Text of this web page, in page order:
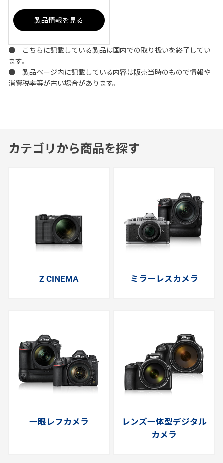
製品情報を見る
● こちらに記載している製品は国内での取り扱いを終了してい
ます。
● 製品ページ内に記載している内容は販売当時のもので情報や
消費税率等が古い場合があります。
カテゴリから商品を探す
Z CINEMA ミラーレスカメラ
一眼レフカメラ
レンズ一体型デジタル
カメラ